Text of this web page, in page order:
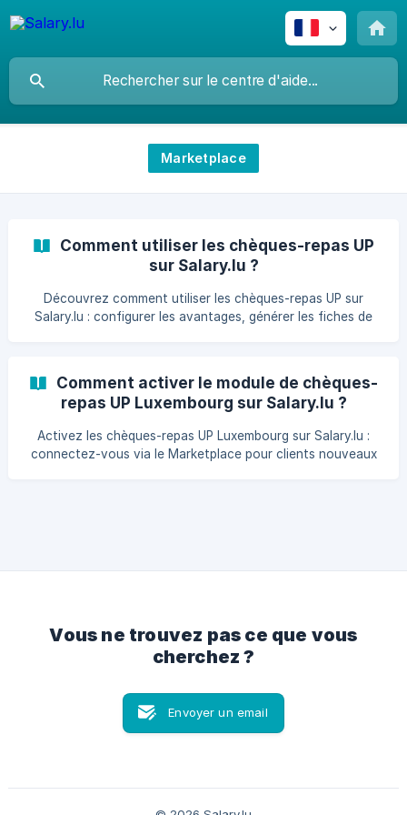
Marketplace
Comment utiliser les chèques-repas UP
sur Salary.lu ?
Découvrez comment utiliser les chèques-repas UP sur
Salary.lu : configurer les avantages, générer les fiches de
Comment activer le module de chèques-
repas UP Luxembourg sur Salary.lu ?
Activez les chèques-repas UP Luxembourg sur Salary.lu :
connectez-vous via le Marketplace pour clients nouveaux
Vous ne trouvez pas ce que vous
cherchez ?
Envoyer un email